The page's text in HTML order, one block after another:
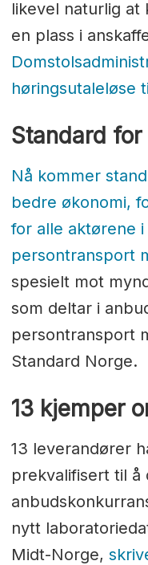
likevel naturlig at
en plass i
høringsutaleløse
Standard
Nå kommer
bedre økonomi,
for alle aktørene
persontransport
spesielt mot
som deltar i
persontransport
Standard Norge.
13 kjemper
13 leverandører
prekvalifisert til å
nytt
Midt-Norge,